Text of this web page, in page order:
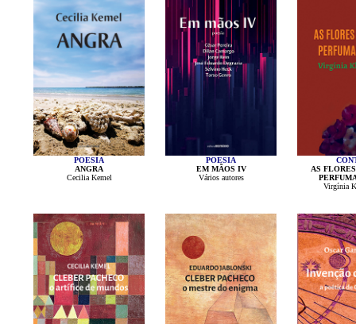
POESIA
ANGRA
Cecilia Kemel
POESIA
EM MÃOS IV
Vários autores
AS
Virgínia